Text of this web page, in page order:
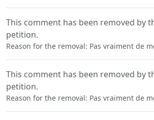
This comment has been removed by
petition.
Reason for the removal: Pas vraiment de
This comment has been removed by
petition.
Reason for the removal: Pas vraiment de